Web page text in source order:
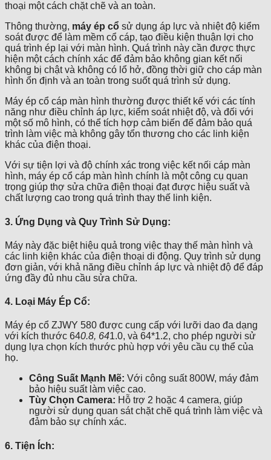
thoại một cách chặt chẽ và an toàn.
Thông thường, máy ép cổ sử dụng áp lực và nhiệt độ kiểm
soát được để làm mềm cổ cáp, tạo điều kiện thuận lợi cho
quá trình ép lại với màn hình. Quá trình này cần được thực
hiện một cách chính xác để đảm bảo không gian kết nối
không bị chật và không có lổ hở, đồng thời giữ cho cáp màn
hình ổn định và an toàn trong suốt quá trình sử dụng.
Máy ép cổ cáp màn hình thường được thiết kế với các tính
năng như điều chỉnh áp lực, kiểm soát nhiệt độ, và đối với
một số mô hình, có thể tích hợp cảm biến để đảm bảo quá
trình làm việc mà không gây tổn thương cho các linh kiện
khác của điện thoại.
Với sự tiện lợi và độ chính xác trong việc kết nối cáp màn
hình, máy ép cổ cáp màn hình chính là một công cụ quan
trọng giúp thợ sửa chữa điện thoại đạt được hiệu suất và
chất lượng cao trong quá trình thay thế linh kiện.
3. Ứng Dụng và Quy Trình Sử Dụng:
Máy này đặc biệt hiệu quả trong việc thay thế màn hình và
các linh kiện khác của điện thoại di động. Quy trình sử dụng
đơn giản, với khả năng điều chỉnh áp lực và nhiệt độ để đáp
ứng đầy đủ nhu cầu sửa chữa.
4. Loại Máy Ép Cổ:
Máy ép cổ ZJWY 580 được cung cấp với lưỡi dao đa dạng
với kích thước 640.8, 641.0, và 64*1.2, cho phép người sử
dụng lựa chọn kích thước phù hợp với yêu cầu cụ thể của
họ.
Công Suất Mạnh Mẽ: Với công suất 800W, máy đảm
bảo hiệu suất làm việc cao.
Tùy Chọn Camera: Hỗ trợ 2 hoặc 4 camera, giúp
người sử dụng quan sát chặt chẽ quá trình làm việc và
đảm bảo sự chính xác.
6. Tiện Ích: